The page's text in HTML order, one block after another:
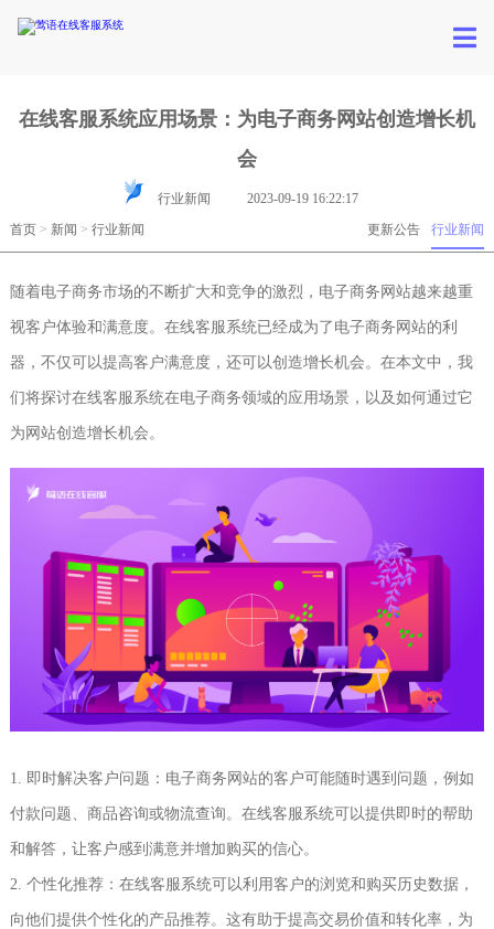
在线客服系统应用场景：为电子商务网站创造增长机
会
行业新闻
2023-09-19 16:22:17
行业新闻
更新公告
首页> 新闻 > 行业新闻
随着电子商务市场的不断扩大和竞争的激烈，电子商务网站越来越重
视客户体验和满意度。在线客服系统已经成为了电子商务网站的利
器，不仅可以提高客户满意度，还可以创造增长机会。在本文中，我
们将探讨在线客服系统在电子商务领域的应用场景，以及如何通过它
为网站创造增长机会。
1. 即时解决客户问题：电子商务网站的客户可能随时遇到问题，例如
付款问题、商品咨询或物流查询。在线客服系统可以提供即时的帮助
和解答，让客户感到满意并增加购买的信心。
2. 个性化推荐：在线客服系统可以利用客户的浏览和购买历史数据，
向他们提供个性化的产品推荐。这有助于提高交易价值和转化率，为